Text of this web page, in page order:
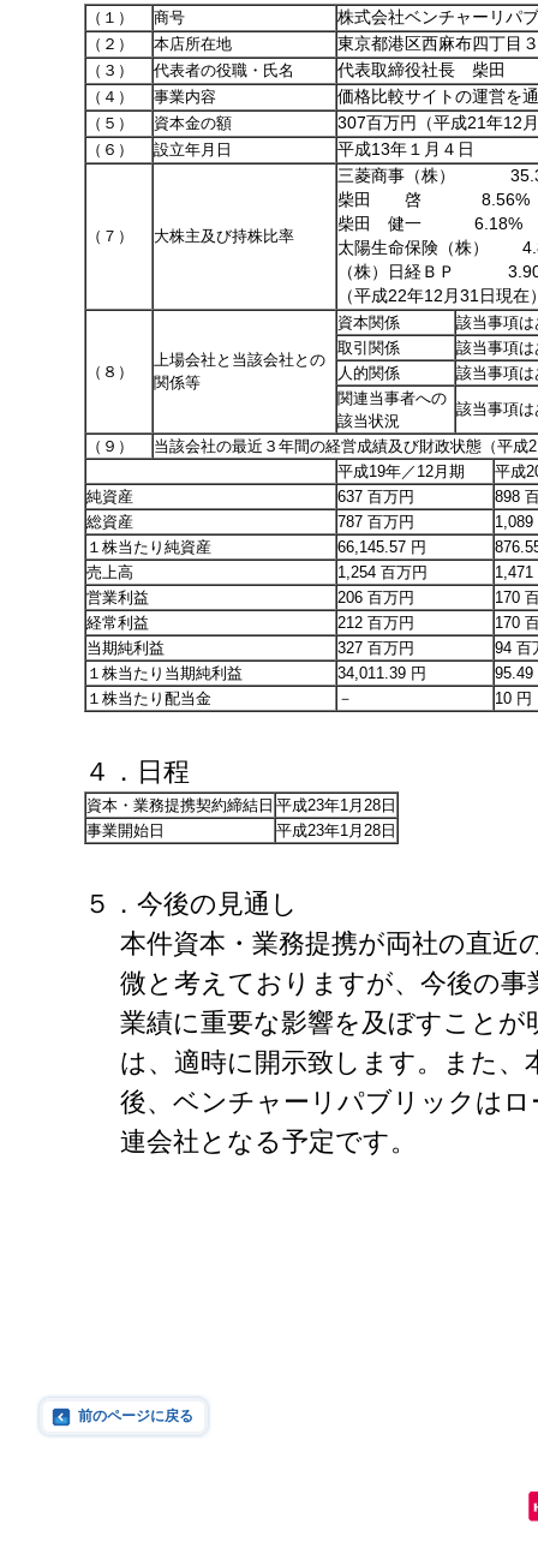
（１） 商号
株式会社ベンチャーリパ
（２）
本店所在地
東京都港区西麻布四丁目
（３）
代表者の役職・氏名
代表取締役社長 柴田
（４）
事業内容
価格比較サイトの運営を
（５）
資本金の額
307百万円（平成21年12
（６）
設立年月日 平成13年１月４日
（７） 大株主及び持株比率
三菱商事（株）
柴田 啓 8.56%
柴田 健一 6.18%
太陽生命保険（株）
（株）日経ＢＰ
（平成22年12月31日現在
（８）
上場会社と当該会社との
関係等
資本関係
該当事項
取引関係
該当事項
人的関係
該当事項
関連当事者への
該当状況
該当事項
（９）
当該会社の最近３年間の経営成績及び財政状態（平成
平成19年／12月期
平成
純資産
637 百万円
898
総資産
787 百万円
1,089
１株当たり純資産
66,145.57 円
売上高
1,254 百万円
1,471
営業利益
206 百万円
170
経常利益
212 百万円
170
当期純利益
327 百万円
94 百
１株当たり当期純利益
34,011.39 円
95.49
１株当たり配当金
－ 10 円
４．日程
資本・業務提携契約締結日 平成23年1月28日
事業開始日
平成23年1月28日
５．今後の見通し
本件資本・業務提携が両社の直近
微と考えておりますが、今後の事
業績に重要な影響を及ぼすこと
は、適時に開示致します。また、
後、ベンチャーリパブリックは
連会社となる予定です。
前のページに戻る